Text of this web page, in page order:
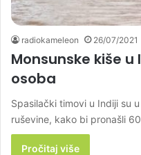
radiokameleon 26/07/2021
Monsunske kiše u
osoba
Spasilački timovi u Indiji su
ruševine, kako bi pronašli
Pročitaj više